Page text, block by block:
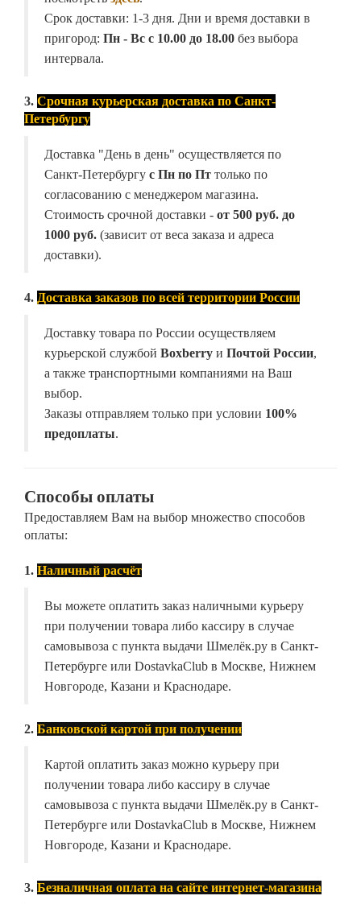
Срок доставки: 1-3 дня. Дни и время доставки в
пригород: Пн - Вс с 10.00 до 18.00 без выбора
интервала.
3. Срочная курьерская доставка по Санкт-
Петербургу
Доставка "День в день" осуществляется по
Санкт-Петербургу с Пн по Пт только по
согласованию с менеджером магазина.
Стоимость срочной доставки - от 500 руб. до
1000 руб. (зависит от веса заказа и адреса
доставки).
4. Доставка заказов по всей территории России
Доставку товара по России осуществляем
курьерской службой Boxberry и Почтой России,
а также транспортными компаниями на Ваш
выбор.
Заказы отправляем только при условии 100%
предоплаты.
Способы оплаты
Предоставляем Вам на выбор множество способов
оплаты:
1. Наличный расчёт
Вы можете оплатить заказ наличными курьеру
при получении товара либо кассиру в случае
самовывоза с пункта выдачи Шмелёк.ру в Санкт-
Петербурге или DostavkaClub в Москве, Нижнем
Новгороде, Казани и Краснодаре.
2. Банковской картой при получении
Картой оплатить заказ можно курьеру при
получении товара либо кассиру в случае
самовывоза с пункта выдачи Шмелёк.ру в Санкт-
Петербурге или DostavkaClub в Москве, Нижнем
Новгороде, Казани и Краснодаре.
3. Безналичная оплата на сайте интернет-магазина